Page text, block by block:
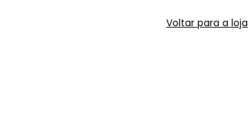
Voltar para a loja